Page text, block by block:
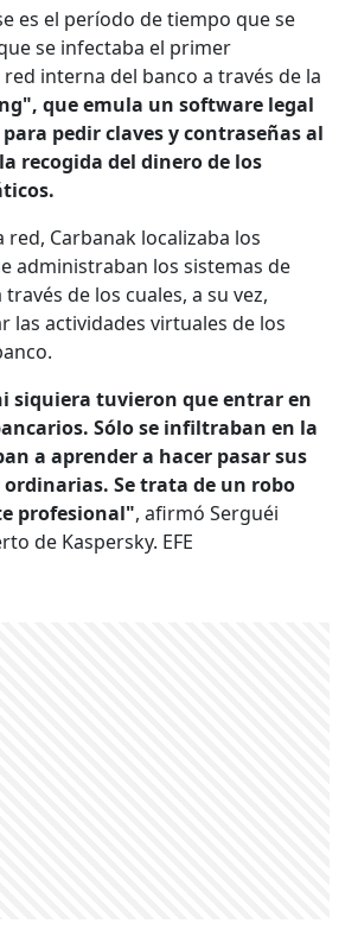
es el período de tiempo que se
se infectaba el primer
interna del banco a través de la
que emula un software legal
pedir claves y contraseñas al
recogida del dinero de los
red, Carbanak localizaba los
administraban los sistemas de
de los cuales, a su vez,
las actividades virtuales de los
siquiera tuvieron que entrar en
Sólo se infiltraban en la
a aprender a hacer pasar sus
Se trata de un robo
profesional", afirmó Serguéi
de Kaspersky. EFE